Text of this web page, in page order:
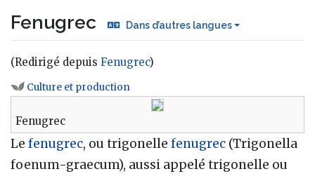
Fenugrec Dans d’autres langues
(Redirigé depuis Fenugrec)
Aller à :navigation,rechercher
Culture et production
Fenugrec
Le fenugrec, ou trigonelle fenugrec (Trigonella
foenum-graecum), aussi appelé trigonelle ou